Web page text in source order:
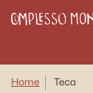
Home Teca